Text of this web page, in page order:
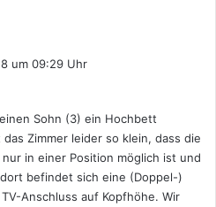
um 09:29 Uhr
Sohn (3) ein Hochbett
Zimmer leider so klein, dass die
in einer Position möglich ist und
befindet sich eine (Doppel-)
Anschluss auf Kopfhöhe. Wir